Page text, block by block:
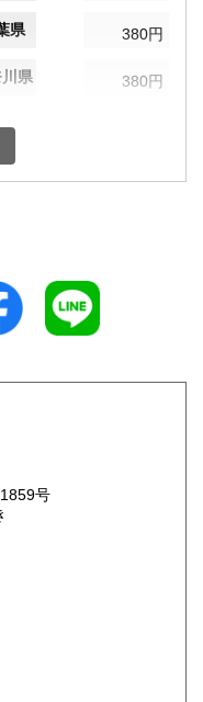
県 380円
県 380円
県
県
県 号